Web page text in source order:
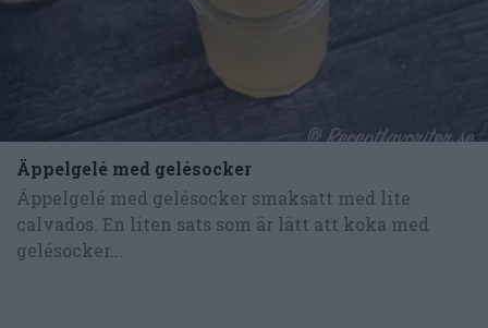
Äppelgelé med gelésocker
Äppelgelé med gelésocker smaksatt med lite
calvados. En liten sats som är lätt att koka med
gelésocker...